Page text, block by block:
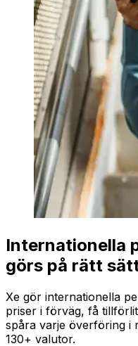
Internationella
görs på rätt
Xe gör internationella
priser i förväg, få
spåra varje överföring i
130+ valutor.